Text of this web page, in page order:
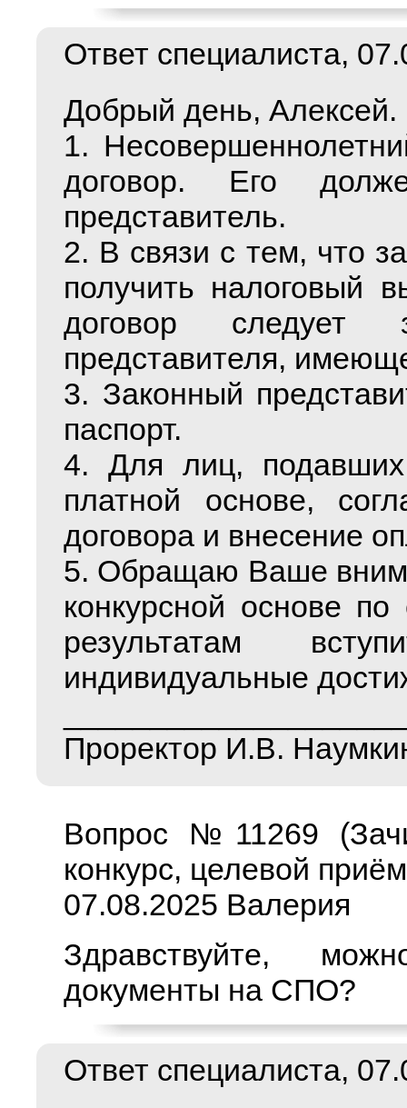
Ответ специалиста,
Добрый день, Алексей.
1.
договор. Его
представитель.
2. В связи с тем, что
получить налоговый
договор следует
представителя,
3. Законный
паспорт.
4. Для лиц,
платной основе,
договора и внесение
5. Обращаю Ваше
конкурсной основе
результатам
индивидуальные
Проректор И.В.
Вопрос №11269
конкурс, целевой
07.08.2025 Валерия
Здравствуйте,
документы на СПО?
Ответ специалиста,